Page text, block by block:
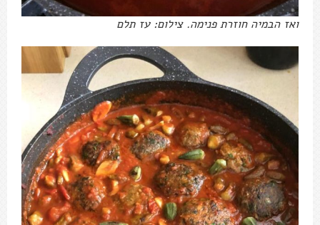
ואז הבמיה חוזרת פנימה. צילום: עז תלם